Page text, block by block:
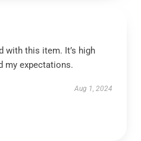
with this item. It’s high
my expectations.
Aug 1, 2024